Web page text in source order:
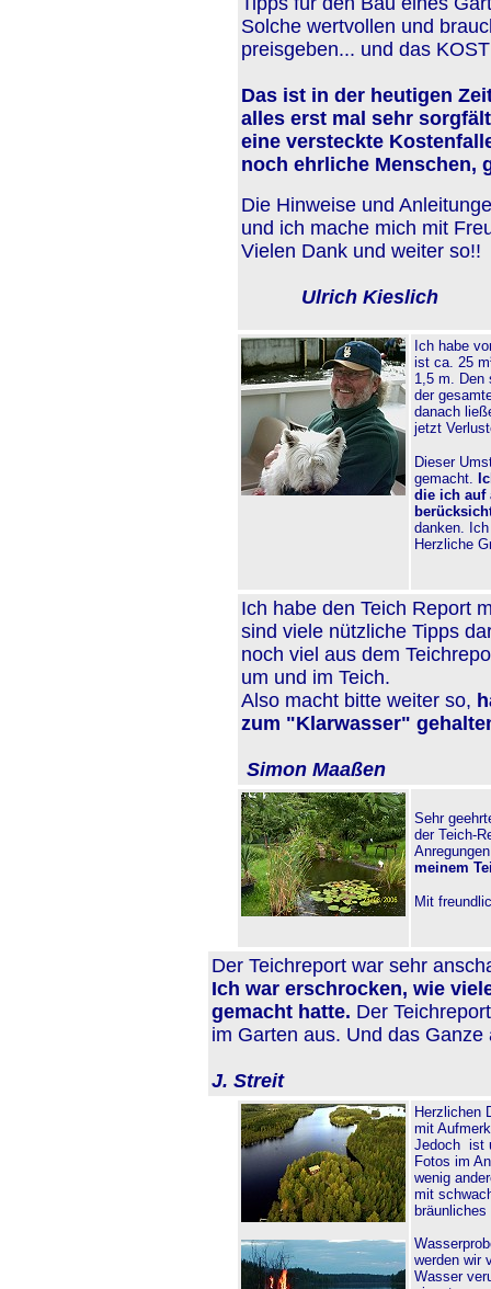
Solche wertvollen und
preisgeben... und das
Das ist in der heutigen
alles erst mal sehr
eine versteckte
noch ehrliche Menschen,
Die Hinweise und
und ich mache mich mit
Vielen Dank und weiter so!!
Ulrich Kieslich
Ich habe
ist ca. 25
1,5 m. Den
der
danach
jetzt
Dieser
gemacht.
die ich auf
danken.
Herzliche
Ich habe den Teich Report
sind viele nützliche Tipps
noch viel aus dem
um und im Teich.
Also macht bitte weiter so,
zum "Klarwasser"
Simon Maaßen
Sehr
der Teich-
meinem
Mit
Der Teichreport war sehr
Ich war erschrocken, wie
gemacht hatte. Der
im Garten aus. Und das
J. Streit
Herzlichen
mit
Jedoch ist
Fotos im
wenig
mit
werden wir
Wasser